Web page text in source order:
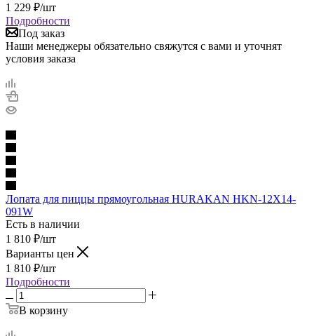
1 229 ₽/шт
Подробности
Под заказ
Наши менеджеры обязательно свяжутся с вами и уточнят
условия заказа
Лопата для пиццы прямоугольная HURAKAN HKN-12X14-
091W
Есть в наличии
1 810 ₽/шт
Варианты цен
1 810 ₽/шт
Подробности
В корзину